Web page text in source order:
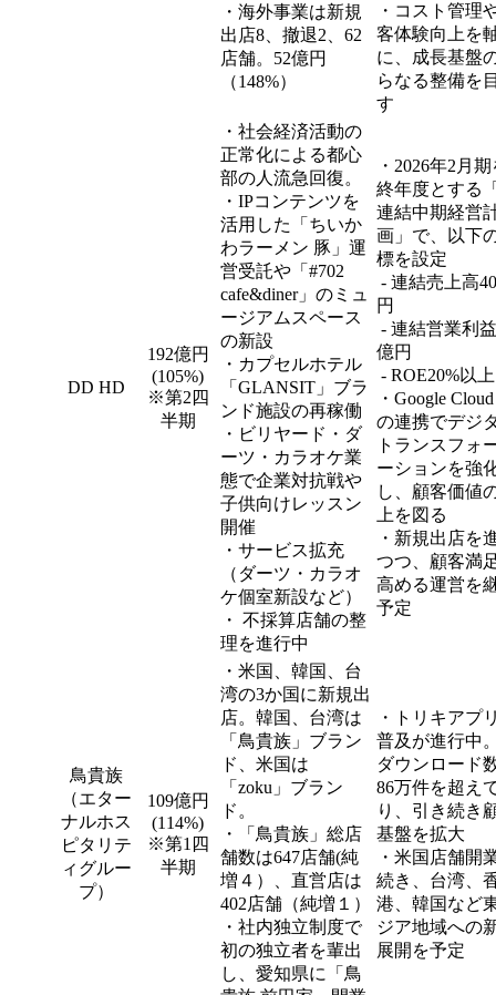
・海外事業は新規
出店8、撤退2、62
店舗。52億円
（148%）
・コスト管理
客体験向上を
に、成長基盤
らなる整備を
す
DD HD
192億円
(105%)
※第2四
半期
・社会経済活動の
正常化による都心
部の人流急回復。
・IPコンテンツを
活用した「ちいか
わラーメン 豚」運
営受託や「#702
cafe&diner」のミュ
ージアムスペース
の新設
・カプセルホテル
「GLANSIT」ブラ
ンド施設の再稼働
・ビリヤード・ダ
ーツ・カラオケ業
態で企業対抗戦や
子供向けレッスン
開催
・サービス拡充
（ダーツ・カラオ
ケ個室新設など）
・ 不採算店舗の整
理を進行中
・2026年2月
終年度とする
連結中期経営
画」で、以下
標を設定
- 連結売上高
円
- 連結営業利
億円
- ROE20%以上
・Google
の連携でデジ
トランスフォ
ーションを強
し、顧客価値
上を図る
・新規出店を
つつ、顧客満
高める運営を
予定
鳥貴族
（エター
ナルホス
ピタリテ
ィグルー
プ）
109億円
(114%)
※第1四
半期
・米国、韓国、台
湾の3か国に新規出
店。韓国、台湾は
「鳥貴族」ブラン
ド、米国は
「zoku」ブラン
ド。
・「鳥貴族」総店
舗数は647店舗(純
増４）、直営店は
402店舗（純増１）
・社内独立制度で
初の独立者を輩出
し、愛知県に「鳥
・トリキアプ
普及が進行中
ダウンロード
86万件を超え
り、引き続き
基盤を拡大
・米国店舗開
続き、台湾、
港、韓国など
ジア地域への
展開を予定